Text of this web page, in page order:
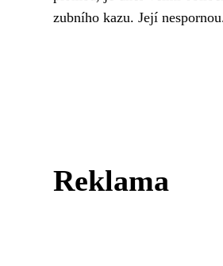
zubního kazu. Její
Reklama